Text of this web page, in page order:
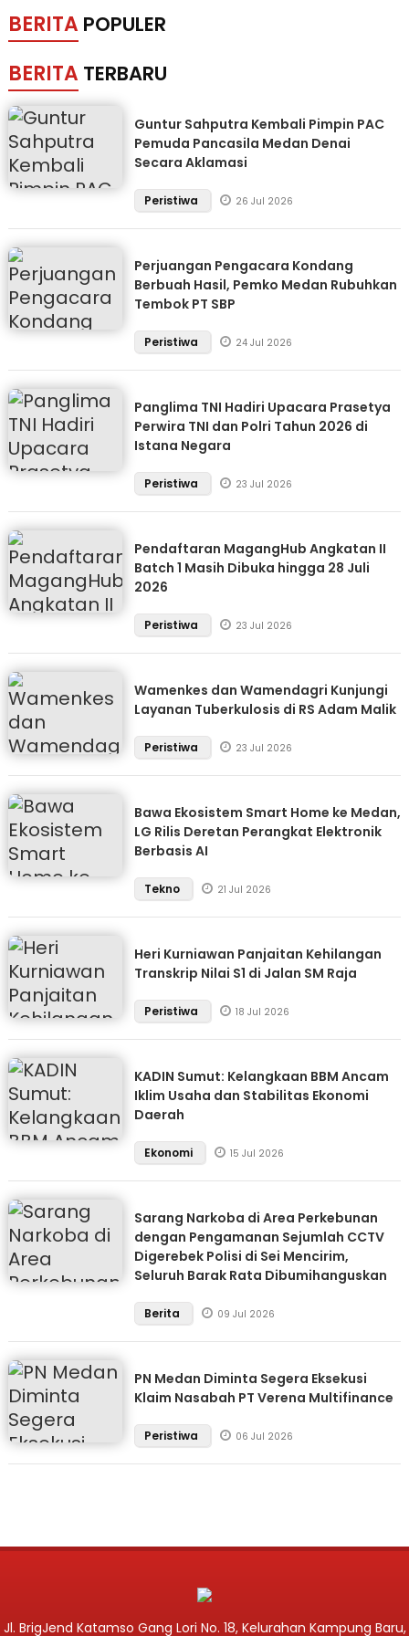
BERITA POPULER
BERITA TERBARU
Guntur Sahputra Kembali Pimpin PAC
Pemuda Pancasila Medan Denai
Secara Aklamasi
Peristiwa 26 Jul 2026
Perjuangan Pengacara Kondang
Berbuah Hasil, Pemko Medan Rubuhkan
Tembok PT SBP
Peristiwa 24 Jul 2026
Panglima TNI Hadiri Upacara Prasetya
Perwira TNI dan Polri Tahun 2026 di
Istana Negara
Peristiwa 23 Jul 2026
Pendaftaran MagangHub Angkatan II
Batch 1 Masih Dibuka hingga 28 Juli
2026
Peristiwa 23 Jul 2026
Wamenkes dan Wamendagri Kunjungi
Layanan Tuberkulosis di RS Adam Malik
Peristiwa 23 Jul 2026
Bawa Ekosistem Smart Home ke Medan,
LG Rilis Deretan Perangkat Elektronik
Berbasis AI
Tekno 21 Jul 2026
Heri Kurniawan Panjaitan Kehilangan
Transkrip Nilai S1 di Jalan SM Raja
Peristiwa 18 Jul 2026
KADIN Sumut: Kelangkaan BBM Ancam
Iklim Usaha dan Stabilitas Ekonomi
Daerah
Ekonomi 15 Jul 2026
Sarang Narkoba di Area Perkebunan
dengan Pengamanan Sejumlah CCTV
Digerebek Polisi di Sei Mencirim,
Seluruh Barak Rata Dibumihanguskan
Berita 09 Jul 2026
PN Medan Diminta Segera Eksekusi
Klaim Nasabah PT Verena Multifinance
Peristiwa 06 Jul 2026
Jl. BrigJend Katamso Gang Lori No. 18, Kelurahan Kampung Baru,